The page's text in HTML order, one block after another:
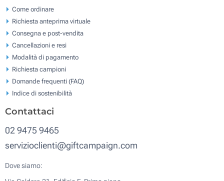
Come ordinare
Richiesta anteprima virtuale
Consegna e post-vendita
Cancellazioni e resi
Modalità di pagamento
Richiesta campioni
Domande frequenti (FAQ)
Indice di sostenibilità
Contattaci
02 9475 9465
servizioclienti@giftcampaign.com
Dove siamo: